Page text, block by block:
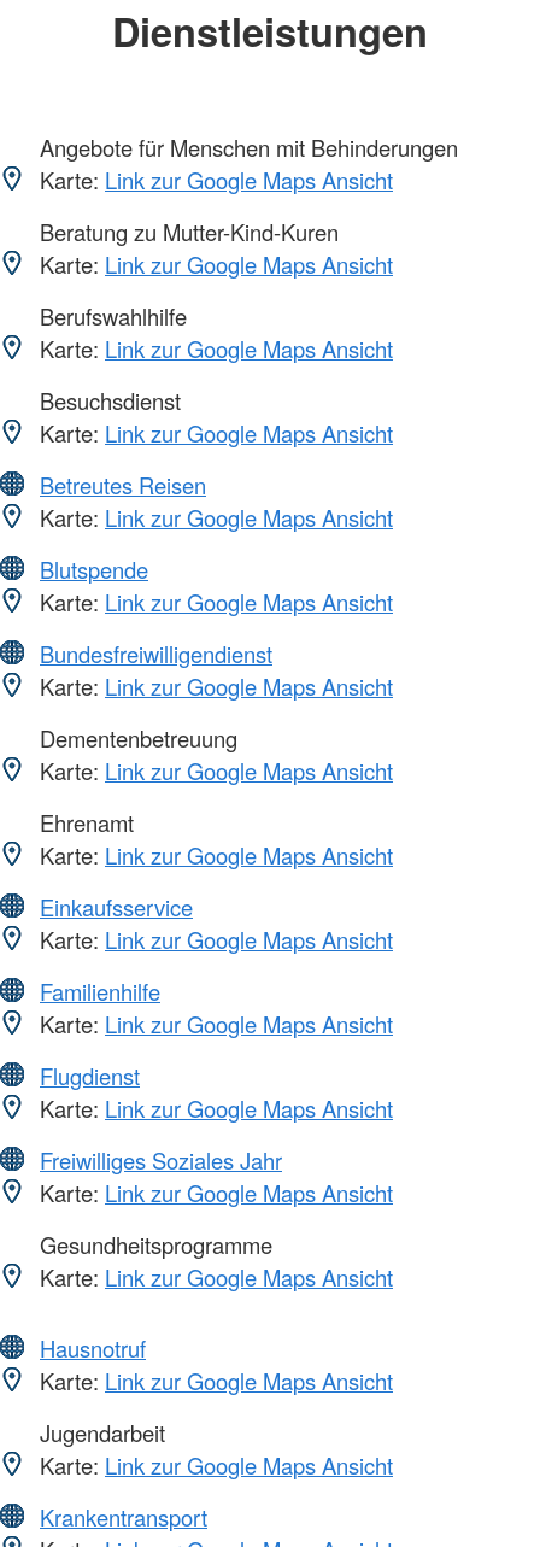
Dienstleistungen
Angebote für Menschen mit Behinderungen
Karte: Link zur Google Maps Ansicht
Beratung zu Mutter-Kind-Kuren
Karte: Link zur Google Maps Ansicht
Berufswahlhilfe
Karte: Link zur Google Maps Ansicht
Besuchsdienst
Karte: Link zur Google Maps Ansicht
Betreutes Reisen
Karte: Link zur Google Maps Ansicht
Blutspende
Karte: Link zur Google Maps Ansicht
Bundesfreiwilligendienst
Karte: Link zur Google Maps Ansicht
Dementenbetreuung
Karte: Link zur Google Maps Ansicht
Ehrenamt
Karte: Link zur Google Maps Ansicht
Einkaufsservice
Karte: Link zur Google Maps Ansicht
Familienhilfe
Karte: Link zur Google Maps Ansicht
Flugdienst
Karte: Link zur Google Maps Ansicht
Freiwilliges Soziales Jahr
Karte: Link zur Google Maps Ansicht
Gesundheitsprogramme
Karte: Link zur Google Maps Ansicht
Hausnotruf
Karte: Link zur Google Maps Ansicht
Jugendarbeit
Karte: Link zur Google Maps Ansicht
Krankentransport